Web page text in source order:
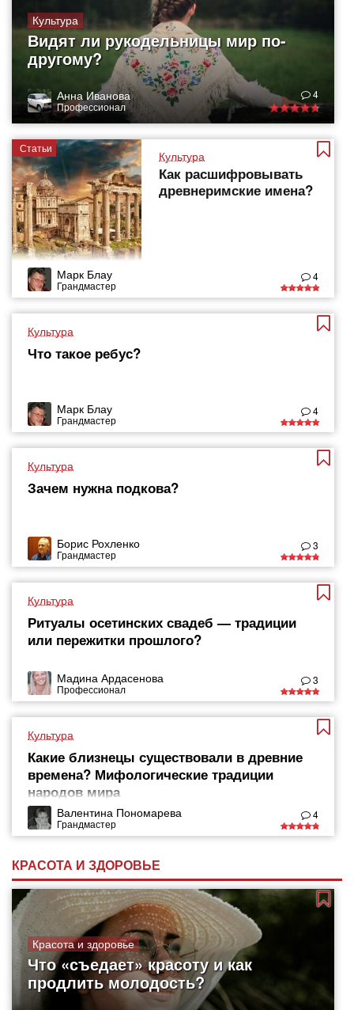
Культура
Видят ли рукодельницы мир по-
другому?
Анна Иванова
Профессионал
4
Статьи
Культура
Как расшифровывать
древнеримские имена?
Марк Блау
Грандмастер
4
Культура
Что такое ребус?
Марк Блау
Грандмастер
4
Культура
Зачем нужна подкова?
Борис Рохленко
Грандмастер
3
Культура
Ритуалы осетинских свадеб — традиции
или пережитки прошлого?
Мадина Ардасенова
Профессионал
3
Культура
Какие близнецы существовали в древние
времена? Мифологические традиции
народов мира
Валентина Пономарева
Грандмастер
4
КРАСОТА И ЗДОРОВЬЕ
Красота и здоровье
Что «съедает» красоту и как
продлить молодость?